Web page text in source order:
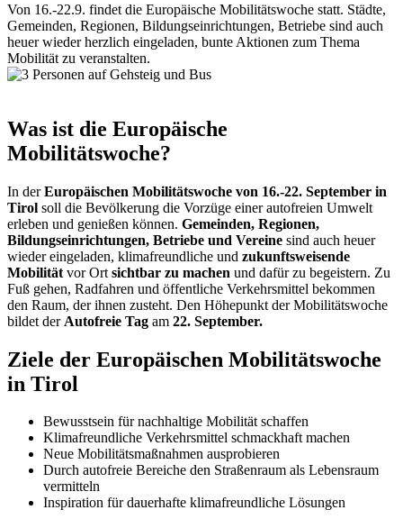
Von 16.-22.9. findet die Europäische Mobilitätswoche statt. Städte,
Gemeinden, Regionen, Bildungseinrichtungen, Betriebe sind auch
heuer wieder herzlich eingeladen, bunte Aktionen zum Thema
Mobilität zu veranstalten.
Was ist die Europäische
Mobilitätswoche?
In derEuropäischen Mobilitätswoche von 16.-22. September in
Tirol soll die Bevölkerung die Vorzüge einer autofreien Umwelt
erleben und genießen können. Gemeinden, Regionen,
Bildungseinrichtungen, Betriebe und Vereine sind auch heuer
wieder eingeladen, klimafreundliche und zukunftsweisende
Mobilität vor Ort sichtbar zu machen und dafür zu begeistern. Zu
Fuß gehen, Radfahren und öffentliche Verkehrsmittel bekommen
den Raum, der ihnen zusteht. Den Höhepunkt der Mobilitätswoche
bildet derAutofreie Tag am 22. September.
Ziele der Europäischen Mobilitätswoche
in Tirol
Bewusstsein für nachhaltige Mobilität schaffen
Klimafreundliche Verkehrsmittel schmackhaft machen
Neue Mobilitätsmaßnahmen ausprobieren
Durch autofreie Bereiche den Straßenraum als Lebensraum
vermitteln
Inspiration für dauerhafte klimafreundliche Lösungen